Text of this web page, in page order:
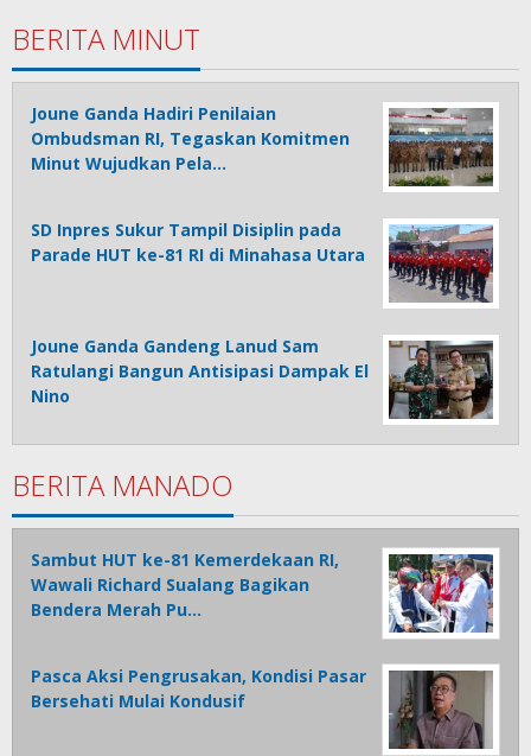
BERITA MINUT
Joune Ganda Hadiri Penilaian
Ombudsman RI, Tegaskan Komitmen
Minut Wujudkan Pela…
SD Inpres Sukur Tampil Disiplin pada
Parade HUT ke-81 RI di Minahasa Utara
Joune Ganda Gandeng Lanud Sam
Ratulangi Bangun Antisipasi Dampak El
Nino
BERITA MANADO
Sambut HUT ke-81 Kemerdekaan RI,
Wawali Richard Sualang Bagikan
Bendera Merah Pu…
Pasca Aksi Pengrusakan, Kondisi Pasar
Bersehati Mulai Kondusif